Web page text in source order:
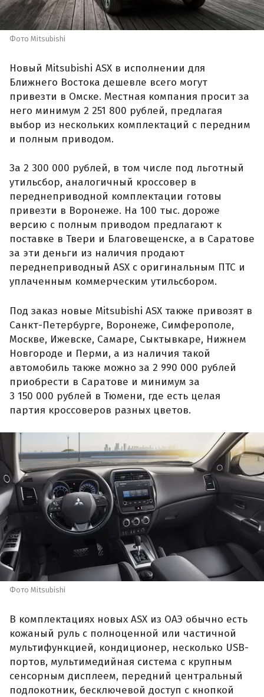
Фото Mitsubishi
Новый Mitsubishi ASX в исполнении для
Ближнего Востока дешевле всего могут
привезти в Омске. Местная компания просит за
него минимум 2 251 800 рублей, предлагая
выбор из нескольких комплектаций с передним
и полным приводом.
За 2 300 000 рублей, в том числе под льготный
утильсбор, аналогичный кроссовер в
переднеприводной комплектации готовы
привезти в Воронеже. На 100 тыс. дороже
версию с полным приводом предлагают к
поставке в Твери и Благовещенске, а в Саратове
за эти деньги из наличия продают
переднеприводный ASX с оригинальным ПТС и
уплаченным коммерческим утильсбором.
Под заказ новые Mitsubishi ASX также привозят в
Санкт-Петербурге, Воронеже, Симферополе,
Москве, Ижевске, Самаре, Сыктывкаре, Нижнем
Новгороде и Перми, а из наличия такой
автомобиль также можно за 2 990 000 рублей
приобрести в Саратове и минимум за
3 150 000 рублей в Тюмени, где есть целая
партия кроссоверов разных цветов.
Фото Mitsubishi
В комплектациях новых ASX из ОАЭ обычно есть
кожаный руль с полноценной или частичной
мультифункцией, кондиционер, несколько USB-
портов, мультимедийная система с крупным
сенсорным дисплеем, передний центральный
подлокотник, бесключевой доступ с кнопкой